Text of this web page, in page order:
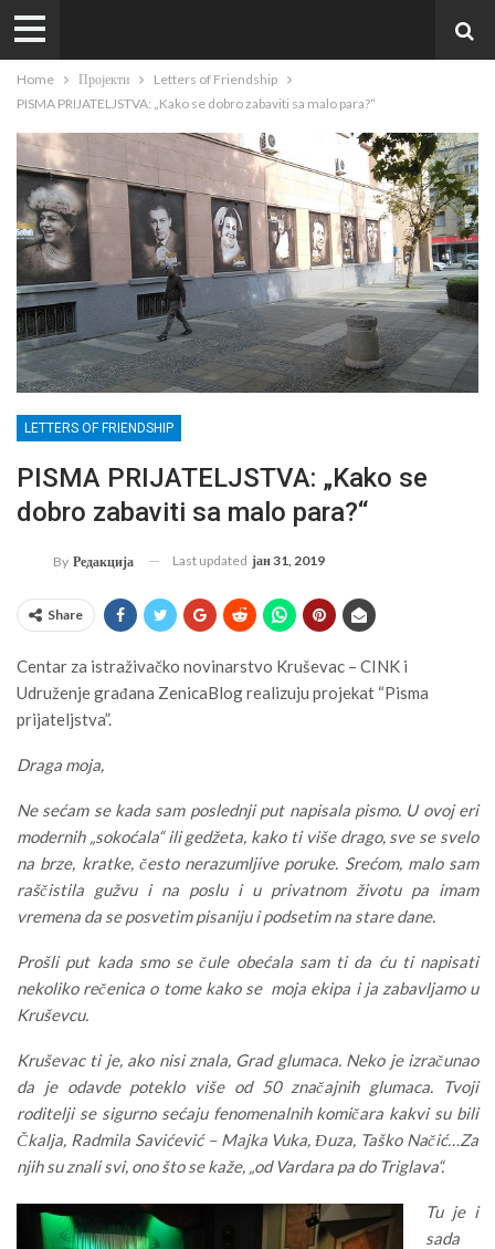
Home Пројекти
Letters of Friendship
PISMA PRIJATELJSTVA: „Kako se dobro zabaviti sa malo para?“
LETTERS OF FRIENDSHIP
PISMA PRIJATELJSTVA: „Kako se
dobro zabaviti sa malo para?“
By Редакција Last updated јан 31, 2019
Share
Centar za istraživačko novinarstvo Kruševac – CINK i
Udruženje građana ZenicaBlog realizuju projekat “Pisma
prijateljstva”.
Draga moja,
Ne sećam se kada sam poslednji put napisala pismo. U ovoj eri
modernih „sokoćala“ ili gedžeta, kako ti više drago, sve se svelo
na brze, kratke, često nerazumljive poruke. Srećom, malo sam
raščistila gužvu i na poslu i u privatnom životu pa imam
vremena da se posvetim pisaniju i podsetim na stare dane.
Prošli put kada smo se čule obećala sam ti da ću ti napisati
nekoliko rečenica o tome kako se moja ekipa i ja zabavljamo u
Kruševcu.
Kruševac ti je, ako nisi znala, Grad glumaca. Neko je izračunao
da je odavde poteklo više od 50 značajnih glumaca. Tvoji
roditelji se sigurno sećaju fenomenalnih komičara kakvi su bili
Čkalja, Radmila Savićević – Majka Vuka, Đuza, Taško Načić…Za
njih su znali svi, ono što se kaže, „od Vardara pa do Triglava“.
Tu je i
sada